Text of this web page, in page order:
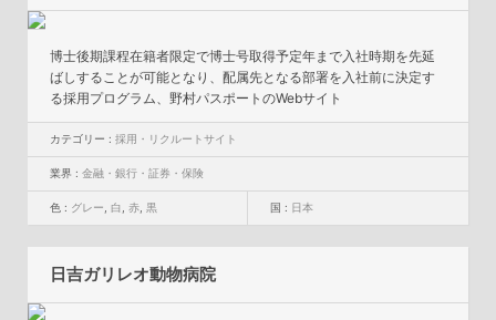
博士後期課程在籍者限定で博士号取得予定年まで入社時期を先延
ばしすることが可能となり、配属先となる部署を入社前に決定す
る採用プログラム、野村パスポートのWebサイト
カテゴリー :採用・リクルートサイト
業界 :金融・銀行・証券・保険
色 : グレー ,白 ,赤 ,黒 国 : 日本
日吉ガリレオ動物病院